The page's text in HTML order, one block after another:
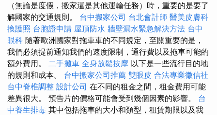
（無論是度假，搬家還是其他運輸任務）時，重要的是要了
解國家的交通規則。 台中搬家公司 台北會計師 醫美皮膚科
換護照 台胞證申請 屋頂防水 牆壁漏水緊急解決方法 台中
眼科 隨著歐洲國家對拖車車的不同規定，至關重要的是，
我們必須提前通知我們的速度限制，通行費以及拖車可能的
額外費用。 二手攤車 全身放鬆按摩 以下是一些流行目的地
的規則和成本。 台中搬家公司推薦 雙眼皮 合法專業徵信社
台中脊椎調整 設計公司 在不同的租金之間，租金費用可能
差異很大。 預告片的價格可能會受到幾個因素的影響。 台
中養生排毒 其中包括拖車的大小和類型，租賃期限以及我